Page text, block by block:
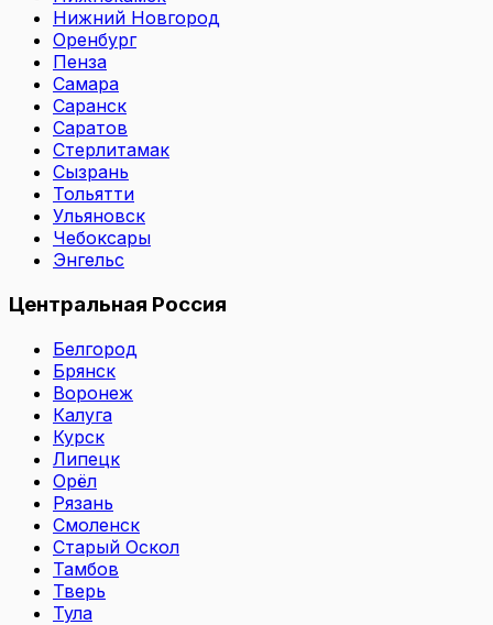
Нижний Новгород
Оренбург
Пенза
Самара
Саранск
Саратов
Стерлитамак
Сызрань
Тольятти
Ульяновск
Чебоксары
Энгельс
Центральная Россия
Белгород
Брянск
Воронеж
Калуга
Курск
Липецк
Орёл
Рязань
Смоленск
Старый Оскол
Тамбов
Тверь
Тула